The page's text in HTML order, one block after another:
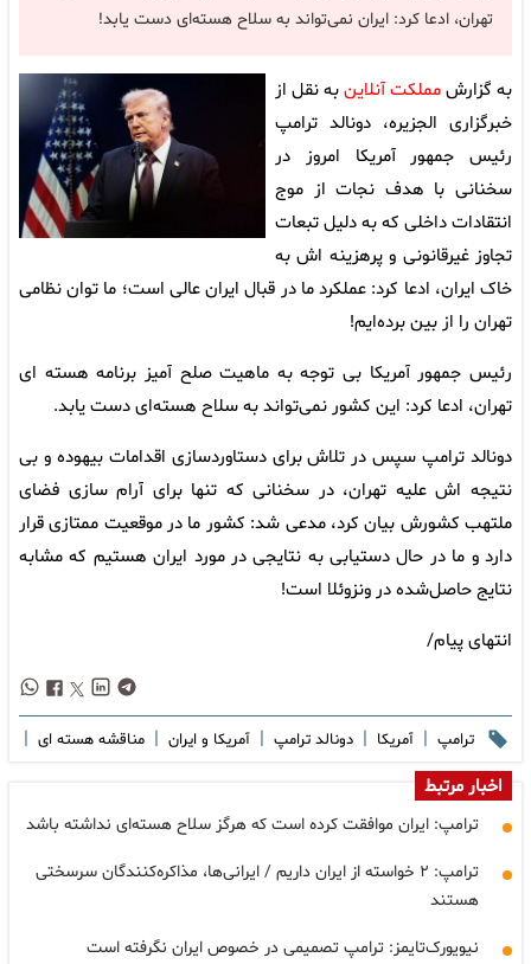
تهران، ادعا کرد: ایران نمی‌تواند به سلاح هسته‌ای دست یابد!
به گزارشمملکت آنلاینبه نقل از
خبرگزاری الجزیره، دونالد ترامپ
رئیس جمهور آمریکا امروز در
سخنانی با هدف نجات از موج
انتقادات داخلی که به دلیل تبعات
تجاوز غیرقانونی و پرهزینه اش به
خاک ایران، ادعا کرد: عملکرد ما در قبال ایران عالی است؛ ما توان نظامی
تهران را از بین برده‌ایم!
رئیس جمهور آمریکا بی توجه به ماهیت صلح آمیز برنامه هسته ای
تهران، ادعا کرد: این کشور نمی‌تواند به سلاح هسته‌ای دست یابد.
دونالد ترامپ سپس در تلاش برای دستاوردسازی اقدامات بیهوده و بی
نتیجه اش علیه تهران، در سخنانی که تنها برای آرام سازی فضای
ملتهب کشورش بیان کرد، مدعی شد: کشور ما در موقعیت ممتازی قرار
دارد و ما در حال دستیابی به نتایجی در مورد ایران هستیم که مشابه
نتایج حاصل‌شده در ونزوئلا است!
انتهای پیام/
ترامپ | آمریکا | دونالد ترامپ | آمریکا و ایران | مناقشه هسته ای |
اخبار مرتبط
ترامپ: ایران موافقت کرده است که هرگز سلاح هسته‌ای نداشته باشد
ترامپ: ۲ خواسته از ایران داریم / ایرانی‌ها، مذاکره‌کنندگان سرسختی
هستند
نیویورک‌تایمز: ترامپ تصمیمی در خصوص ایران نگرفته است